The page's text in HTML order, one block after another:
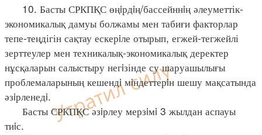
10. Басты СРКПҚС өңiрдiң/бассейннiң әлеуметтік-
экономикалық дамуы болжамы мен табиғи факторлар
тепе-теңдігін сақтау ескерiле отырып, егжей-тегжейлі
зерттеулер мен техникалық-экономикалық деректер
нұсқаларын салыстыру негiзінде су шаруашылығы
проблемаларының кешендi мiндеттерiн шешу мақсатында
әзiрленедi.
Басты СРКПҚС әзiрлеу мерзiмi 3 жылдан аспауы
тиiс.